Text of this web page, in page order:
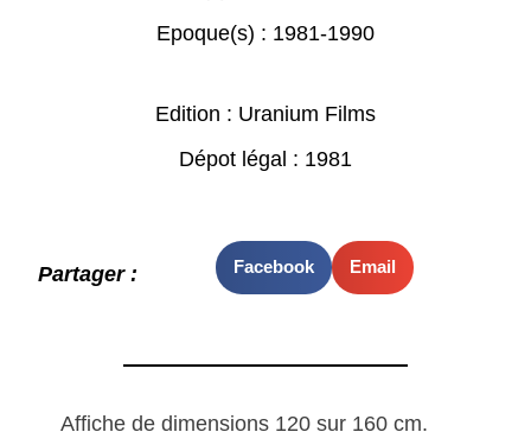
Epoque(s) : 1981-1990
Edition : Uranium Films
Dépot légal : 1981
Partager : Facebook Email
Affiche de dimensions 120 sur 160 cm.